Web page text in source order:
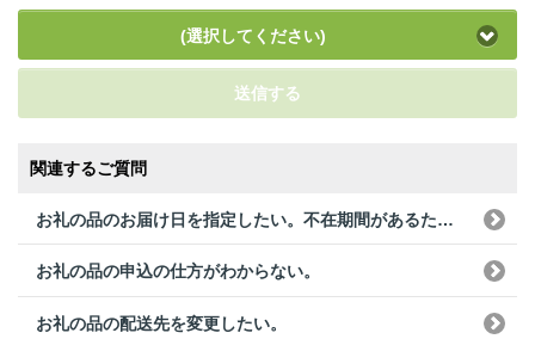
(選択してください)
送信する
関連するご質問
お礼の品のお届け日を指定したい。不在期間があるため、発送日を確認したい。
お礼の品の申込の仕方がわからない。
お礼の品の配送先を変更したい。